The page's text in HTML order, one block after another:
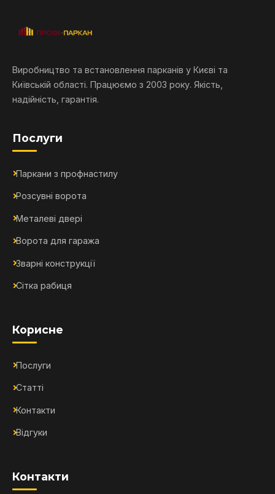
Виробництво та встановлення парканів у Києві та
Київській області. Працюємо з 2003 року. Якість,
надійність, гарантія.
Послуги
Паркани з профнастилу
Розсувні ворота
Металеві двері
Ворота для гаража
Зварні конструкції
Сітка рабиця
Корисне
Послуги
Статті
Контакти
Відгуки
Контакти